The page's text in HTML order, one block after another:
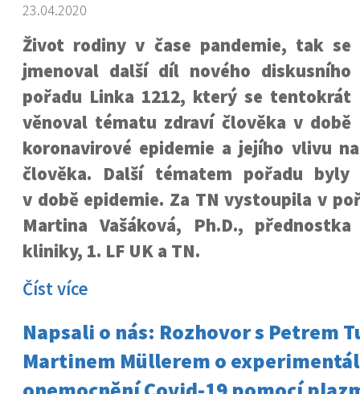
23.04.2020
Život rodiny v čase pandemie, tak se
jmenoval další díl nového diskusního
pořadu Linka 1212, který se tentokrát
věnoval tématu zdraví člověka v době
koronavirové epidemie a jejího vlivu
člověka. Další tématem pořadu byly
v době epidemie. Za TN vystoupila v
Martina Vašáková, Ph.D., přednostka
kliniky, 1. LF UK a TN.
Číst více
Napsali o nás: Rozhovor s Petrem
Martinem Müllerem o